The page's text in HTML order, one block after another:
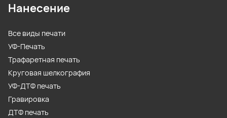
Нанесение
Все виды печати
УФ-Печать
Трафаретная печать
Круговая шелкография
УФ-ДТФ печать
Гравировка
ДТФ печать